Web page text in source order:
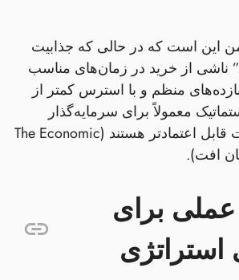
این است که در حالی که جذابیت
ناشی از خرید در زمان‌های مناسب
منظم و با استرس کمتر از
معمولاً برای سرمایه‌گذار
متوسط در بلندمدت قابل اعتمادتر هستند (The Economic
برای
استراتژی